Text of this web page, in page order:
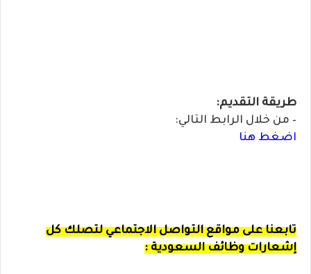
طريقة التقديم:
– من خلال الرابط التالي:
اضغط هنا
تابعناعلى مواقع التواصل الاجتماعي لتصلك كل
إشعارات وظائف السعودية :